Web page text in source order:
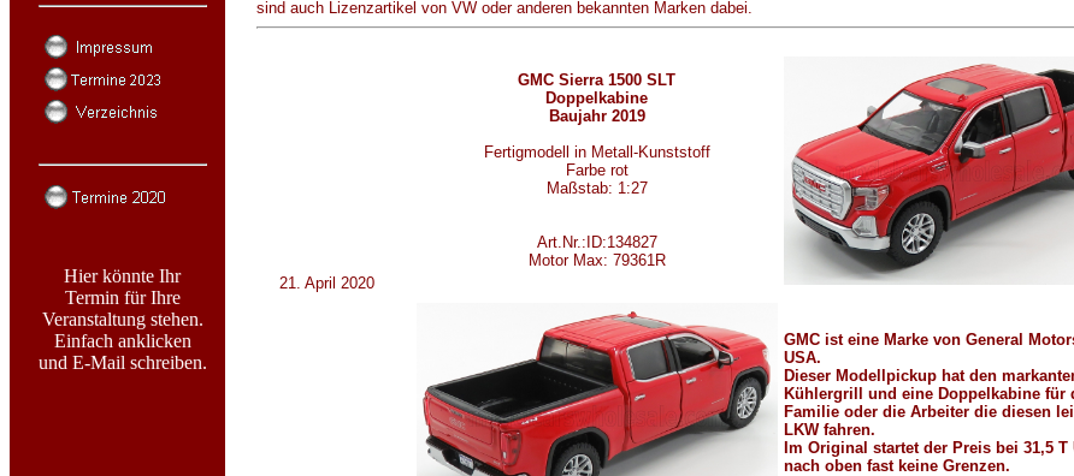
Hier könnte Ihr
Termin für Ihre
Veranstaltung stehen.
Einfach anklicken
und E-Mail schreiben.
sind auch Lizenzartikel von VW oder anderen bekannten Marken dabei.
21. April 2020
GMC Sierra 1500 SLT
Doppelkabine
Baujahr 2019
Fertigmodell in Metall-Kunststoff
Farbe rot
Maßstab: 1:27
Art.Nr.:ID:134827
Motor Max: 79361R
GMC ist eine Marke von General
USA.
Dieser Modellpickup hat den
Kühlergrill und eine Doppelkabine für
Familie oder die Arbeiter die diesen
LKW fahren.
Im Original startet der Preis bei 31,5 T
nach oben fast keine Grenzen.